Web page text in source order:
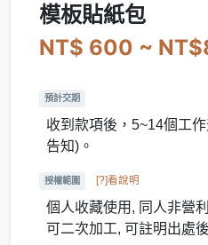
模板貼紙包
NT$ 600 ~
預計交期
收到款項後，5~14個工
告知)。
授權範圍 [?]看說明
個人收藏使用, 同人非營
可二次加工, 可註明出處